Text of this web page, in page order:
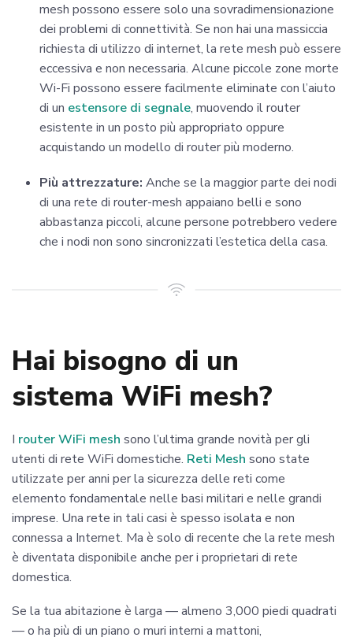
mesh possono essere solo una sovradimensionazione
dei problemi di connettività. Se non hai una massiccia
richiesta di utilizzo di internet, la rete mesh può essere
eccessiva e non necessaria. Alcune piccole zone morte
Wi-Fi possono essere facilmente eliminate con l’aiuto
di un estensore di segnale, muovendo il router
esistente in un posto più appropriato oppure
acquistando un modello di router più moderno.
Più attrezzature: Anche se la maggior parte dei nodi
di una rete di router-mesh appaiano belli e sono
abbastanza piccoli, alcune persone potrebbero vedere
che i nodi non sono sincronizzati l’estetica della casa.
Hai bisogno di un
sistema WiFi mesh?
I router WiFi mesh sono l’ultima grande novità per gli
utenti di rete WiFi domestiche. Reti Mesh sono state
utilizzate per anni per la sicurezza delle reti come
elemento fondamentale nelle basi militari e nelle grandi
imprese. Una rete in tali casi è spesso isolata e non
connessa a Internet. Ma è solo di recente che la rete mesh
è diventata disponibile anche per i proprietari di rete
domestica.
Se la tua abitazione è larga — almeno 3,000 piedi quadrati
— o ha più di un piano o muri interni a mattoni,